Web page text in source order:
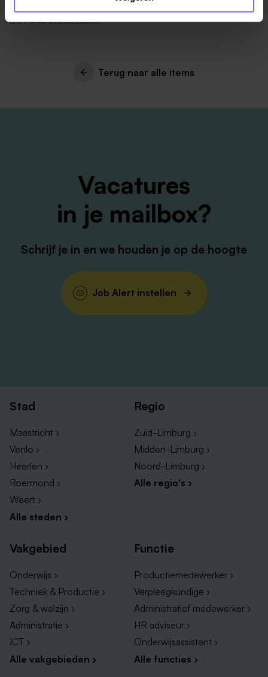
Bron: www.intermediair.nl/
Terug naar alle items
Vacatures
in je mailbox?
Schrijf je in en we houden je op de hoogte
Job Alert instellen
Stad
Maastricht ›
Venlo ›
Heerlen ›
Roermond ›
Weert ›
Alle steden ›
Regio
Zuid-Limburg ›
Midden-Limburg ›
Noord-Limburg ›
Alle regio's ›
Vakgebied
Onderwijs ›
Techniek & Productie ›
Zorg & welzijn ›
Administratie ›
ICT ›
Alle vakgebieden ›
Functie
Productiemedewerker ›
Verpleegkundige ›
Administratief medewerker ›
HR adviseur ›
Onderwijsassistent ›
Alle functies ›